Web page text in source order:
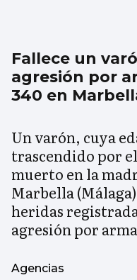
Fallece un
agresión por
340 en
Un varón, cuya
trascendido por
muerto en la
Marbella
heridas
agresión por
Agencias